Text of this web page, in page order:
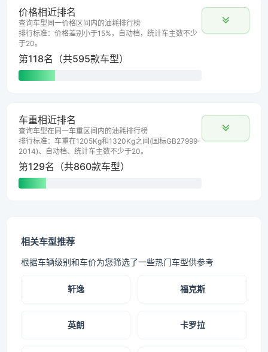
价格相近排名
查询车型同一价格区间内的油耗排行榜
排行标准：价格差别小于15%，自动档，统计车主数不少
于20。
第118名（共595款车型）
车重相近排名
查询车型在同一车重区间内的油耗排行榜
排行标准：车重在1205Kg和1320Kg之间(国标GB27999-
2014)、自动档、统计车主数不少于20。
第129名（共860款车型）
相关车型推荐
根据车辆级别和车价为您筛选了一些热门车型供参考
轩逸 福克斯
英朗 卡罗拉